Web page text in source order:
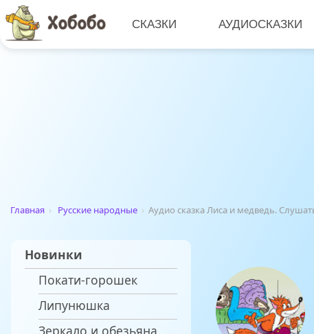
СКАЗКИ АУДИОСКАЗКИ
Главная › Русские народные › Аудио сказка Лиса и медведь.
Новинки
Покати-горошек
Липунюшка